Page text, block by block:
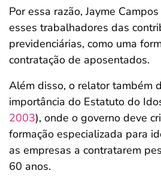
Por essa razão, Jayme
esses trabalhadores das
previdenciárias, como uma
contratação de aposentados.
Além disso, o relator também
importância do Estatuto do
2003), onde o governo deve
formação especializada para
as empresas a contratarem
60 anos.